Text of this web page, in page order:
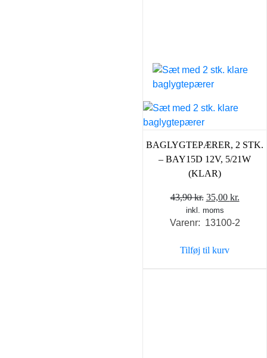
BAGLYGTEPÆRER, 2 STK.
– BAY15D 12V, 5/21W
(KLAR)
43,90kr. Den
oprindelige
pris
43,90 kr..
35,00 kr.
pris
inkl. moms
Varenr: 13100-2
Tilføj til kurv